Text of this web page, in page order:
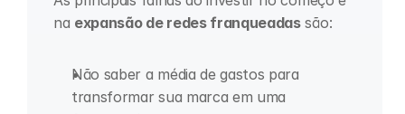
na expansão de redes franqueadas são:
Não saber a média de gastos para
transformar sua marca em uma